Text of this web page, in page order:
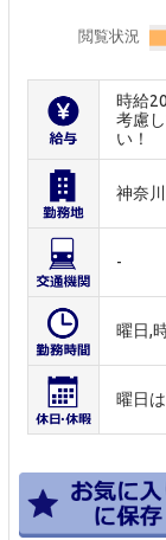
閲覧状況
時給
考慮
い！
神奈
-
曜日,
曜日